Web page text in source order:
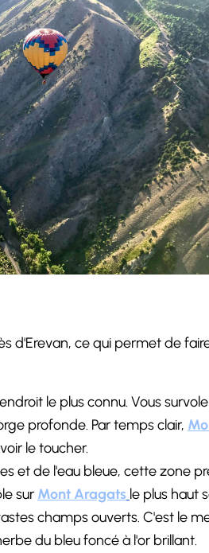
d'Erevan, ce qui permet de
le plus connu. Vous
profonde. Par temps clair,
le toucher.
et de l'eau bleue, cette zone
sur Mont Aragats le plus haut
champs ouverts. C'est le
du bleu foncé à l'or brillant.